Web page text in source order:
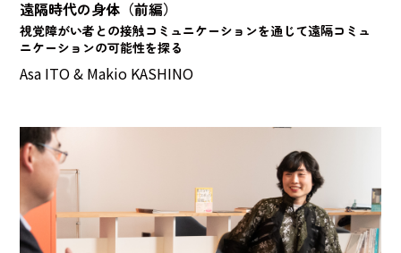
遠隔時代の身体（前編）
視覚障がい者との接触コミュニケーションを通じて遠隔コミュ
ニケーションの可能性を探る
Asa ITO & Makio KASHINO